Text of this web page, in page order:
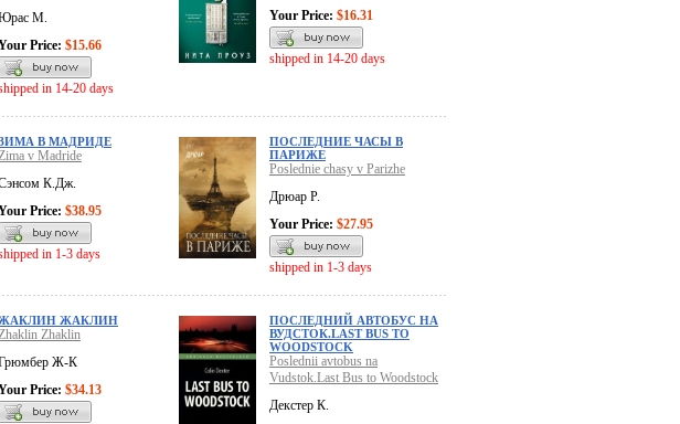
М.
Price: $15.66
in 14-20 days
Your Price: $16.31
shipped in 14-20 days
В МАДРИДЕ
v Madride
К.Дж.
Price: $38.95
in 1-3 days
ПОСЛЕДНИЕ ЧАСЫ В
ПАРИЖЕ
Poslednie chasy v Parizhe
Дрюар Р.
Your Price: $27.95
shipped in 1-3 days
ЖАКЛИН
Zhaklin
Ж-К
Price: $34.13
ПОСЛЕДНИЙ АВТОБУС НА
ВУДСТОК.LAST BUS TO
WOODSTOCK
Poslednii avtobus na
Vudstok.Last Bus to Woodstock
Декстер К.